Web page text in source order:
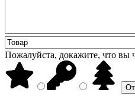
Пожалуйста, докажите, что вы